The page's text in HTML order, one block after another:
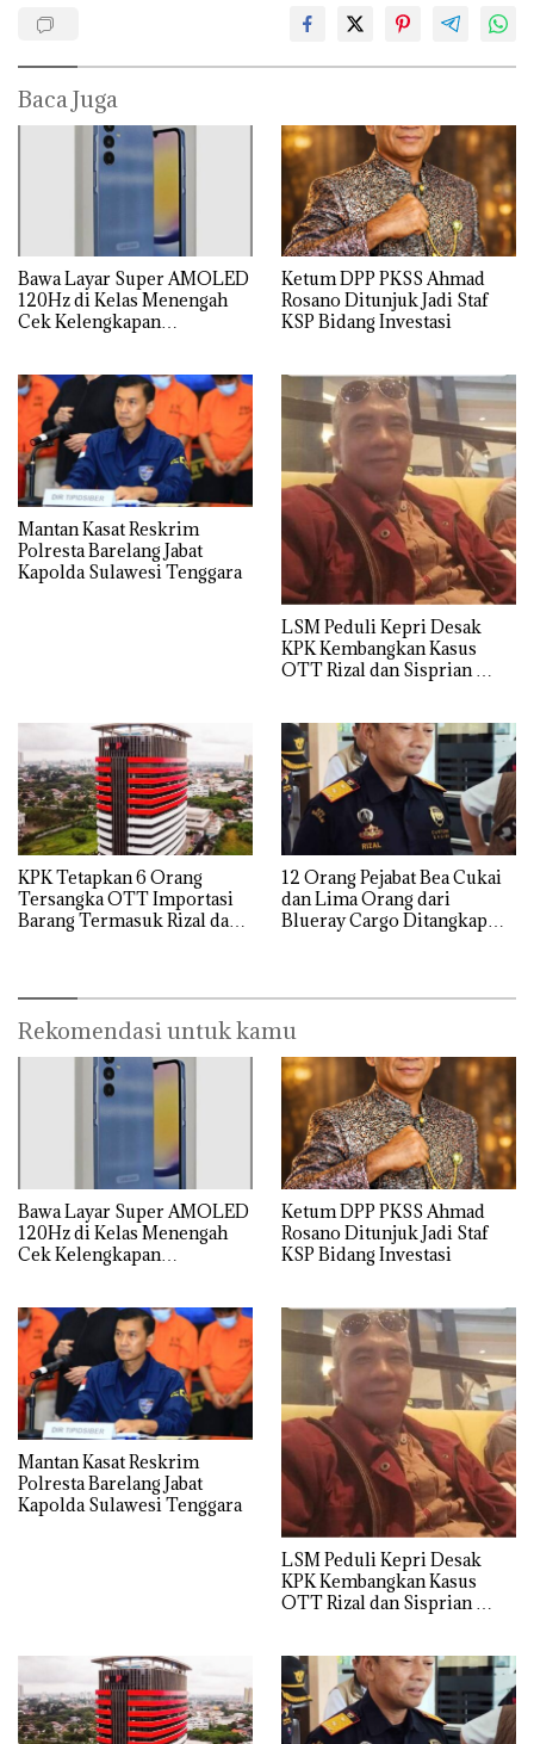
Baca Juga
Bawa Layar Super AMOLED
120Hz di Kelas Menengah
Cek Kelengkapan
Ketum DPP PKSS Ahmad
Rosano Ditunjuk Jadi Staf
KSP Bidang Investasi
Mantan Kasat Reskrim
Polresta Barelang Jabat
Kapolda Sulawesi Tenggara
LSM Peduli Kepri Desak
KPK Kembangkan Kasus
OTT Rizal dan Sisprian
KPK Tetapkan 6 Orang
Tersangka OTT Importasi
Barang Termasuk Rizal dan
12 Orang Pejabat Bea Cukai
dan Lima Orang dari
Blueray Cargo Ditangkap
Rekomendasi untuk kamu
Bawa Layar Super AMOLED
120Hz di Kelas Menengah
Cek Kelengkapan
Ketum DPP PKSS Ahmad
Rosano Ditunjuk Jadi Staf
KSP Bidang Investasi
Mantan Kasat Reskrim
Polresta Barelang Jabat
Kapolda Sulawesi Tenggara
LSM Peduli Kepri Desak
KPK Kembangkan Kasus
OTT Rizal dan Sisprian